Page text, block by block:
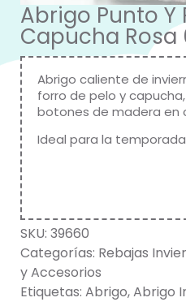
Abrigo Punto Y
Capucha Rosa
Abrigo caliente de
forro de pelo y
botones de madera en
Ideal para la
SKU: 39660
Categorías: Rebajas
y Accesorios
Etiquetas: Abrigo,Abrigo